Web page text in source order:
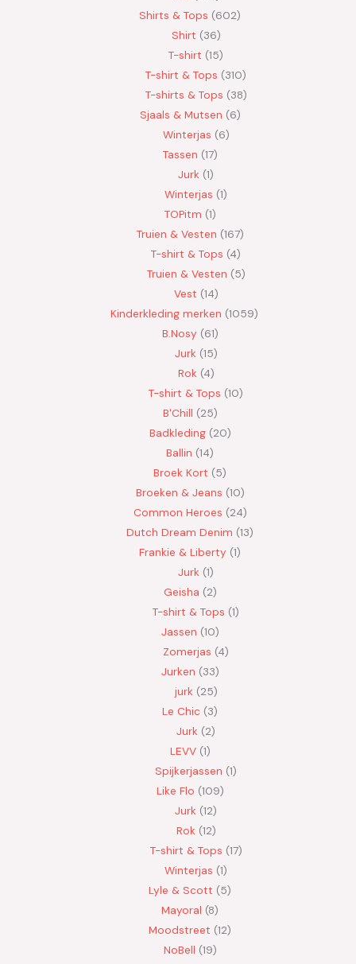
Shirts & Tops 602
Shirt 36
T-shirt 15
T-shirt & Tops 310
T-shirts & Tops 38
Sjaals & Mutsen 6
Winterjas 6
Tassen 17
Jurk 1
Winterjas 1
TOPitm 1
Truien & Vesten 167
T-shirt & Tops 4
Truien & Vesten 5
Vest 14
Kinderkleding merken 1059
B.Nosy 61
Jurk 15
Rok 4
T-shirt & Tops 10
B'Chill 25
Badkleding 20
Ballin 14
Broek Kort 5
Broeken & Jeans 10
Common Heroes 24
Dutch Dream Denim 13
Frankie & Liberty 1
Jurk 1
Geisha 2
T-shirt & Tops 1
Jassen 10
Zomerjas 4
Jurken 33
jurk 25
Le Chic 3
Jurk 2
LEVV 1
Spijkerjassen 1
Like Flo 109
Jurk 12
Rok 12
T-shirt & Tops 17
Winterjas 1
Lyle & Scott 5
Mayoral 8
Moodstreet 12
NoBell 19